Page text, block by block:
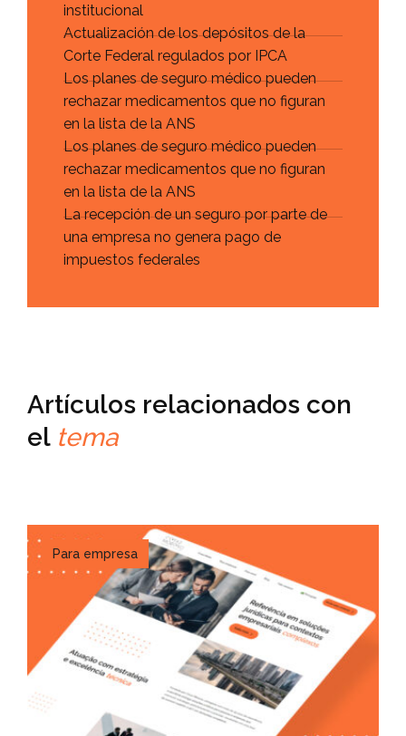
institucional
Actualización de los depósitos de la
Corte Federal regulados por IPCA
Los planes de seguro médico pueden
rechazar medicamentos que no figuran
en la lista de la ANS
Los planes de seguro médico pueden
rechazar medicamentos que no figuran
en la lista de la ANS
La recepción de un seguro por parte de
una empresa no genera pago de
impuestos federales
Artículos relacionados con
el tema
Para empresa